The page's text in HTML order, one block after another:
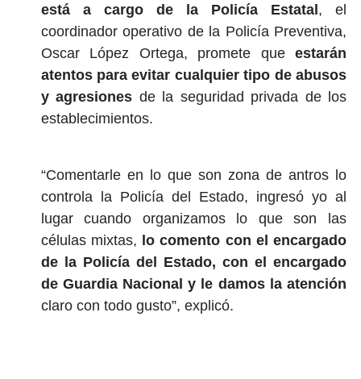
está a cargo de la Policía Estatal, el
coordinador operativo de la Policía Preventiva,
Oscar López Ortega, promete que estarán
atentos para evitar cualquier tipo de abusos
y agresiones de la seguridad privada de los
establecimientos.
“Comentarle en lo que son zona de antros lo
controla la Policía del Estado, ingresó yo al
lugar cuando organizamos lo que son las
células mixtas, lo comento con el encargado
de la Policía del Estado, con el encargado
de Guardia Nacional y le damos la atención
claro con todo gusto”, explicó.